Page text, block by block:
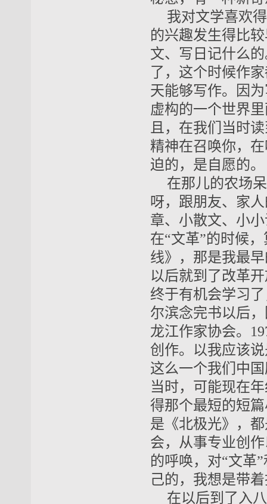
我对文学喜欢
的兴趣发生得比
文、写日记什么
了，这个时候作
天能够写作。因
虚构的一个世界
且，在我们当时
精神在召唤你，
迫的，是自愿的。
在那儿的农场
呀，跟朋友、家
章、小散文、小
在“文革”的时候
线》，那是我最
以后就到了改革
终于有机会学习
尔滨念完书以后
龙江作家协会。19
创作。以我应该
这么一个我们中
当时，可能现在
得那个最短的短
是《北极光》，
会，从事专业创
的呼唤，对“文革
己的，我想是带
在以后到了入